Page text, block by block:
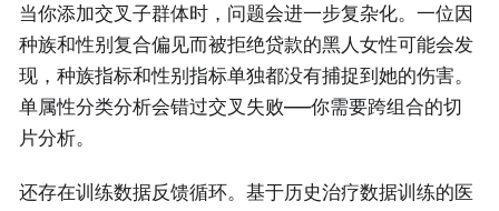
当你添加交叉子群体时，问题会进一步复杂化。一位因
种族和性别复合偏见而被拒绝贷款的黑人女性可能会发
现，种族指标和性别指标单独都没有捕捉到她的伤害。
单属性分类分析会错过交叉失败——你需要跨组合的切
片分析。
还存在训练数据反馈循环。基于历史治疗数据训练的医